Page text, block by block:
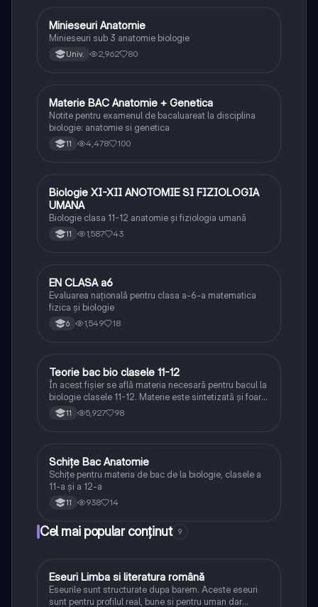
Biologie
Minieseuri Anatomie
Minieseuri sub 3 anatomie biologie
Univ. 2,962 80
Biologie
Materie BAC Anatomie + Genetica
Notite pentru examenul de bacaluareat la disciplina
biologie: anatomie si genetica
11 4,478 100
Biologie
Biologie XI-XII ANOTOMIE SI FIZIOLOGIA
UMANA
Biologie clasa 11-12 anatomie și fiziologia umană
11 1,587 43
Matematică
EN CLASA a6
Evaluarea națională pentru clasa a-6-a matematica
fizica și biologie
6 1,549 18
Biologie
Teorie bac bio clasele 11-12
În acest fișier se află materia necesară pentru bacul la
biologie clasele 11-12. Materie este sintetizată și foarte
bine explicată.
11 5,927 98
Biologie
Schițe Bac Anatomie
Schițe pentru materia de bac de la biologie, clasele a
11-a și a 12-a
11 938 14
Cel mai popular conținut 9
Limba și literatura română
Eseuri Limba si literatura română
Eseurile sunt structurate dupa barem. Aceste eseuri
sunt pentru profilul real, bune si pentru uman dar